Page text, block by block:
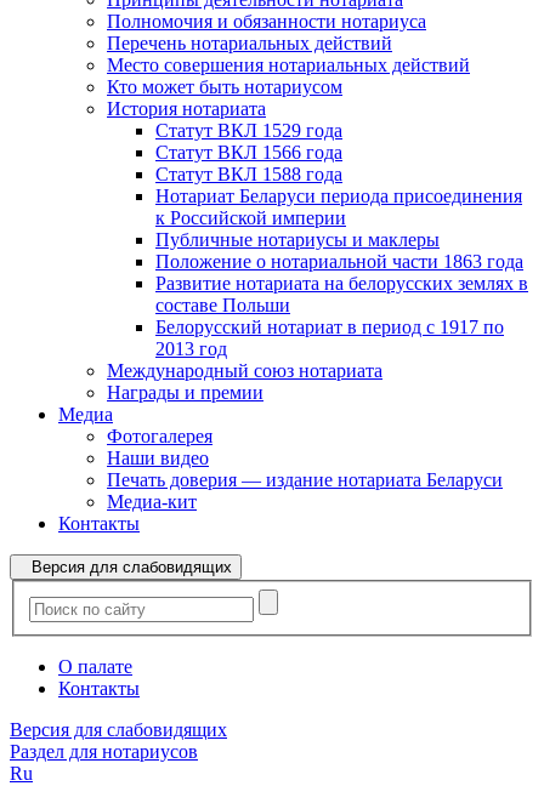
Полномочия и обязанности нотариуса
Перечень нотариальных действий
Место совершения нотариальных действий
Кто может быть нотариусом
История нотариата
Статут ВКЛ 1529 года
Статут ВКЛ 1566 года
Статут ВКЛ 1588 года
Нотариат Беларуси периода присоединения
к Российской империи
Публичные нотариусы и маклеры
Положение о нотариальной части 1863 года
Развитие нотариата на белорусских землях в
составе Польши
Белорусский нотариат в период с 1917 по
2013 год
Международный союз нотариата
Награды и премии
Медиа
Фотогалерея
Наши видео
Печать доверия — издание нотариата Беларуси
Медиа-кит
Контакты
Версия для слабовидящих
О палате
Контакты
Версия для слабовидящих
Раздел для нотариусов
Ru